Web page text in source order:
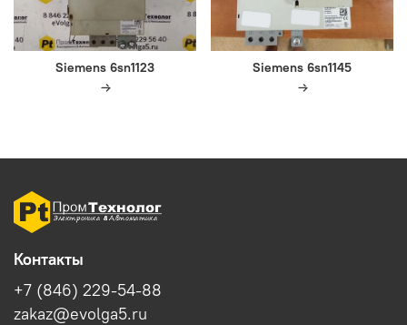
Siemens 6sn1123 Siemens 6sn1145
Контакты
+7 (846) 229-54-88
zakaz@evolga5.ru